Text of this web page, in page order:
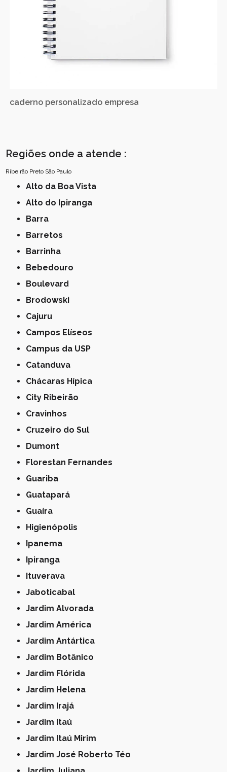
caderno personalizado empresa
Regiões onde a atende :
Ribeirão Preto São Paulo
Alto da Boa Vista
Alto do Ipiranga
Barra
Barretos
Barrinha
Bebedouro
Boulevard
Brodowski
Cajuru
Campos Elíseos
Campus da USP
Catanduva
Chácaras Hípica
City Ribeirão
Cravinhos
Cruzeiro do Sul
Dumont
Florestan Fernandes
Guariba
Guatapará
Guaíra
Higienópolis
Ipanema
Ipiranga
Ituverava
Jaboticabal
Jardim Alvorada
Jardim América
Jardim Antártica
Jardim Botânico
Jardim Flórida
Jardim Helena
Jardim Irajá
Jardim Itaú
Jardim Itaú Mirim
Jardim José Roberto Téo